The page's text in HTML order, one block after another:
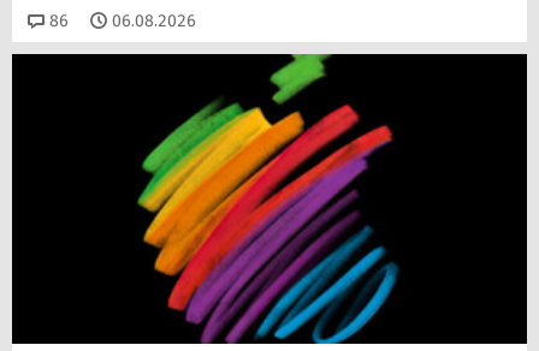
86 Kommentare
06.08.2026